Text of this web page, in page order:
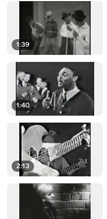
1:39
1:40
2:13